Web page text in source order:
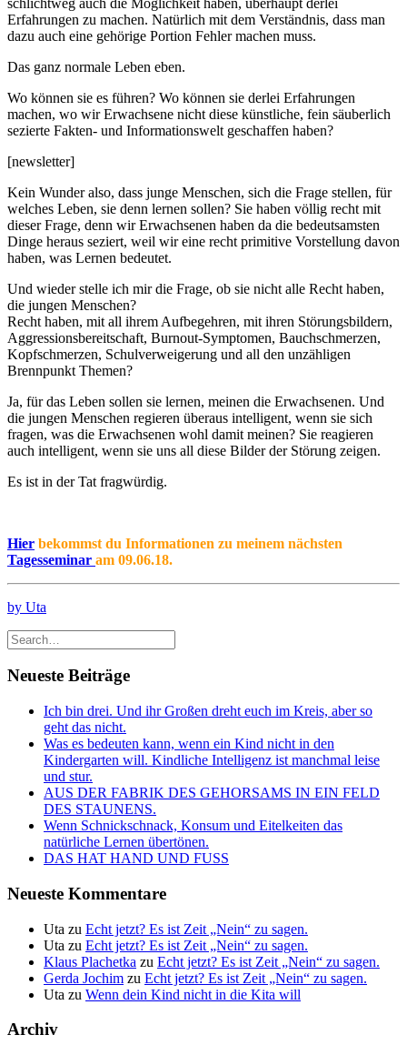
Erfahrungen zu machen. Natürlich mit dem Verständnis, dass man
dazu auch eine gehörige Portion Fehler machen muss.
Das ganz normale Leben eben.
Wo können sie es führen? Wo können sie derlei Erfahrungen
machen, wo wir Erwachsene nicht diese künstliche, fein säuberlich
sezierte Fakten- und Informationswelt geschaffen haben?
[newsletter]
Kein Wunder also, dass junge Menschen, sich die Frage stellen, für
welches Leben, sie denn lernen sollen? Sie haben völlig recht mit
dieser Frage, denn wir Erwachsenen haben da die bedeutsamsten
Dinge heraus seziert, weil wir eine recht primitive Vorstellung davon
haben, was Lernen bedeutet.
Und wieder stelle ich mir die Frage, ob sie nicht alle Recht haben,
die jungen Menschen?
Recht haben, mit all ihrem Aufbegehren, mit ihren Störungsbildern,
Aggressionsbereitschaft, Burnout-Symptomen, Bauchschmerzen,
Kopfschmerzen, Schulverweigerung und all den unzähligen
Brennpunkt Themen?
Ja, für das Leben sollen sie lernen, meinen die Erwachsenen. Und
die jungen Menschen regieren überaus intelligent, wenn sie sich
fragen, was die Erwachsenen wohl damit meinen? Sie reagieren
auch intelligent, wenn sie uns all diese Bilder der Störung zeigen.
Es ist in der Tat fragwürdig.
Hier bekommst du Informationen zu meinem nächsten
Tagesseminar am 09.06.18.
by Uta
Neueste Beiträge
Ich bin drei. Und ihr Großen dreht euch im Kreis, aber so
geht das nicht.
Was es bedeuten kann, wenn ein Kind nicht in den
Kindergarten will. Kindliche Intelligenz ist manchmal leise
und stur.
AUS DER FABRIK DES GEHORSAMS IN EIN FELD
DES STAUNENS.
Wenn Schnickschnack, Konsum und Eitelkeiten das
natürliche Lernen übertönen.
DAS HAT HAND UND FUSS
Neueste Kommentare
Uta zu Echt jetzt? Es ist Zeit „Nein“ zu sagen.
Uta zu Echt jetzt? Es ist Zeit „Nein“ zu sagen.
Klaus Plachetka zu Echt jetzt? Es ist Zeit „Nein“ zu sagen.
Gerda Jochim zu Echt jetzt? Es ist Zeit „Nein“ zu sagen.
Uta zu Wenn dein Kind nicht in die Kita will
Archiv